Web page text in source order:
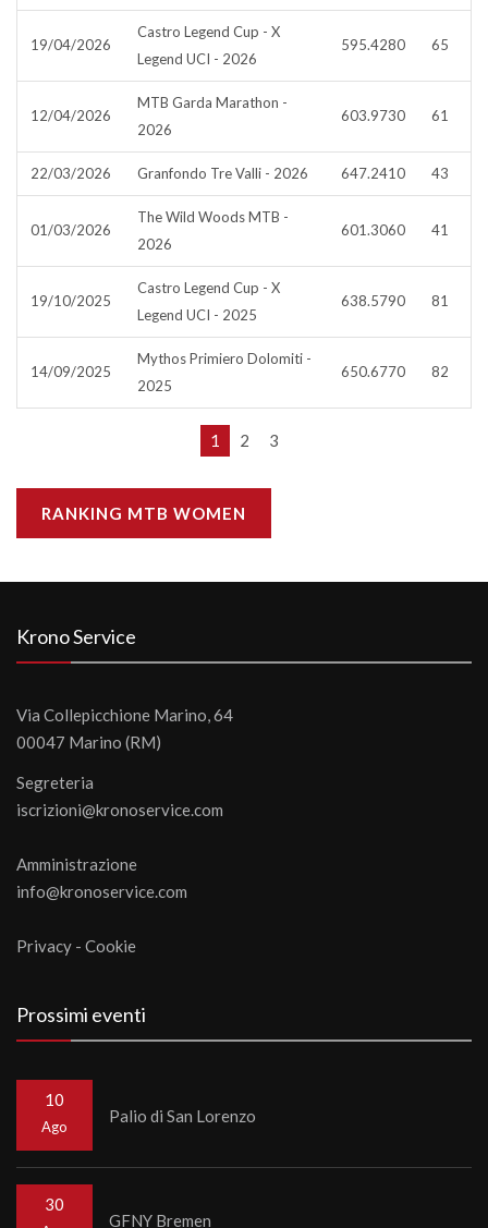
19/04/2026
Castro Legend Cup - X
Legend UCI - 2026
595.4280 65
12/04/2026
MTB Garda Marathon -
2026
603.9730 61
22/03/2026 Granfondo Tre Valli - 2026 647.2410 43
01/03/2026
The Wild Woods MTB -
2026
601.3060 41
19/10/2025
Castro Legend Cup - X
Legend UCI - 2025
638.5790 81
14/09/2025
Mythos Primiero Dolomiti -
2025
650.6770 82
1 2 3
RANKING MTB WOMEN
Krono Service
Via Collepicchione Marino, 64
00047 Marino (RM)
Segreteria
iscrizioni@kronoservice.com
Amministrazione
info@kronoservice.com
Privacy - Cookie
Prossimi eventi
10
Ago
Palio di San Lorenzo
30
GFNY Bremen